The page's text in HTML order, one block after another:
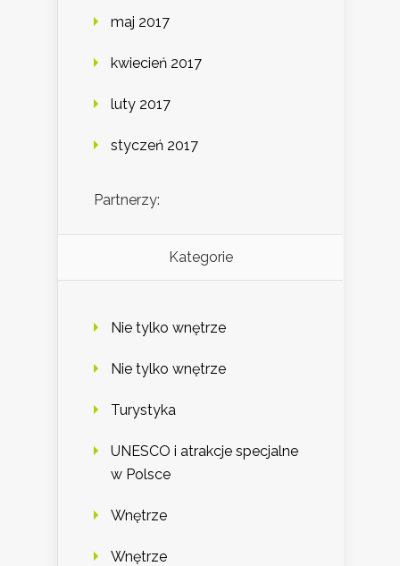
maj 2017
kwiecień 2017
luty 2017
styczeń 2017
Partnerzy:
Kategorie
Nie tylko wnętrze
Nie tylko wnętrze
Turystyka
UNESCO i atrakcje specjalne
w Polsce
Wnętrze
Wnętrze